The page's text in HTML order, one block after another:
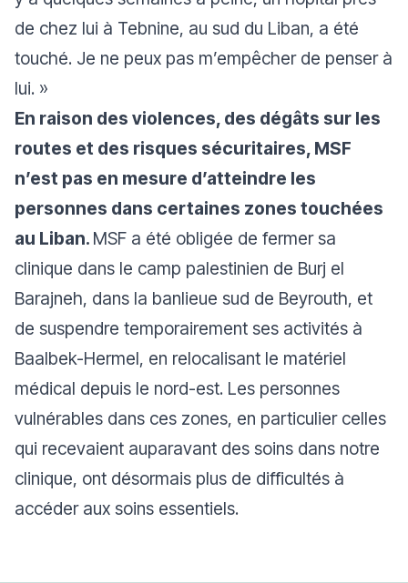
de chez lui à Tebnine, au sud du Liban, a été
touché. Je ne peux pas m’empêcher de penser à
lui. »
En raison des violences, des dégâts sur les
routes et des risques sécuritaires, MSF
n’est pas en mesure d’atteindre les
personnes dans certaines zones touchées
au Liban. MSF a été obligée de fermer sa
clinique dans le camp palestinien de Burj el
Barajneh, dans la banlieue sud de Beyrouth, et
de suspendre temporairement ses activités à
Baalbek-Hermel, en relocalisant le matériel
médical depuis le nord-est. Les personnes
vulnérables dans ces zones, en particulier celles
qui recevaient auparavant des soins dans notre
clinique, ont désormais plus de difficultés à
accéder aux soins essentiels.